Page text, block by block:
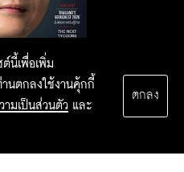
นี้เพื่อเพิ่ม
นตกลงใช้งานคุ้กกี้
ามเป็นส่วนตัว และ
ตกลง
RIGHTS RESERVED